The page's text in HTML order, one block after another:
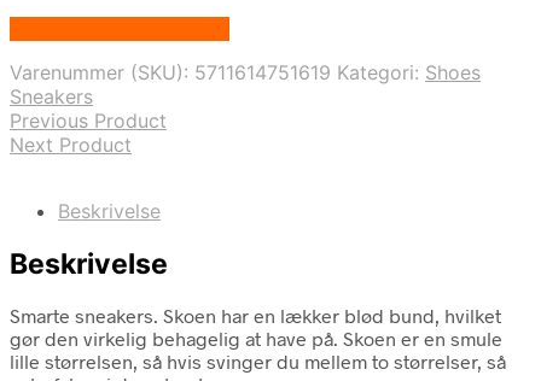
Varenummer (SKU): 5711614751619 Kategori: Shoes
Sneakers
Previous Product
Next Product
Beskrivelse
Beskrivelse
Smarte sneakers. Skoen har en lækker blød bund, hvilket
gør den virkelig behagelig at have på. Skoen er en smule
lille størrelsen, så hvis svinger du mellem to størrelser, så